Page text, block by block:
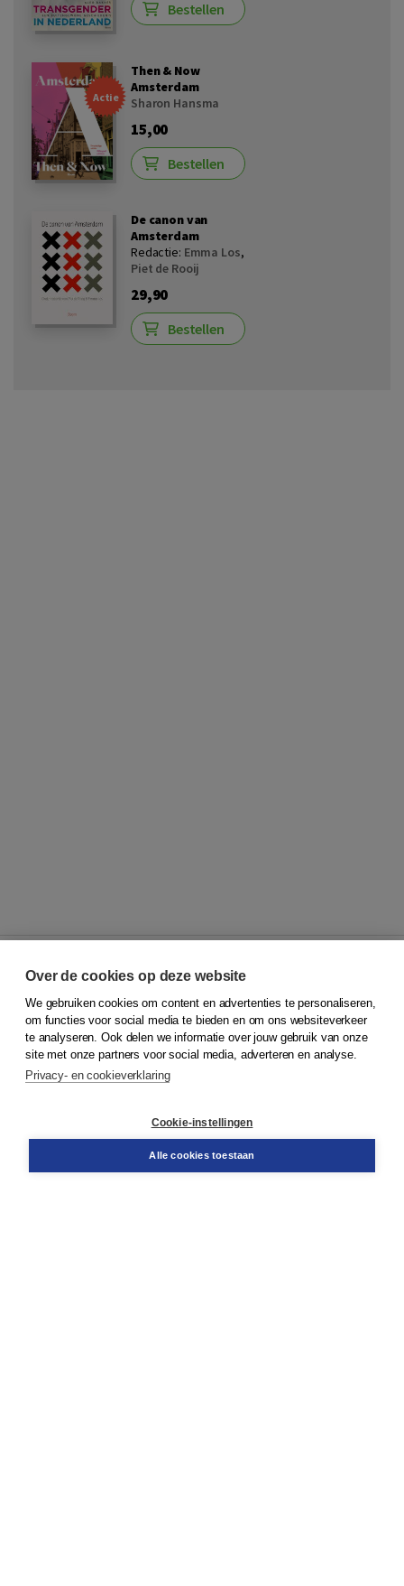
Bestellen
Actie
Then & Now
Amsterdam
Sharon Hansma
15,00
Bestellen
De canon van
Amsterdam
Redactie: Emma Los,
Piet de Rooij
29,90
Bestellen
© 2026Koninklijke Boom uitgevers
Klantenservice
Service & informatie
Contact
Over de cookies op deze website
We gebruiken cookies om content en advertenties te personaliseren,
om functies voor social media te bieden en om ons websiteverkeer
te analyseren. Ook delen we informatie over jouw gebruik van onze
site met onze partners voor social media, adverteren en analyse.
Privacy- en cookieverklaring
Cookie-instellingen
Alle cookies toestaan